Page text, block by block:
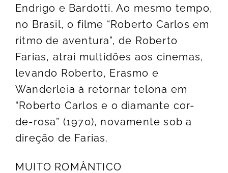
Endrigo e Bardotti. Ao mesmo tempo,
no Brasil, o filme “Roberto Carlos em
ritmo de aventura”, de Roberto
Farias, atrai multidões aos cinemas,
levando Roberto, Erasmo e
Wanderleia à retornar telona em
“Roberto Carlos e o diamante cor-
de-rosa” (1970), novamente sob a
direção de Farias.
MUITO ROMÂNTICO